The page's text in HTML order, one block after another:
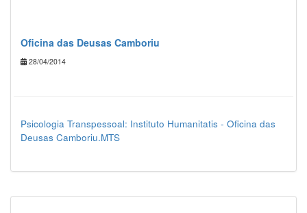
Oficina das Deusas Camboriu
28/04/2014
Psicologia Transpessoal: Instituto Humanitatis - Oficina das
Deusas Camboriu.MTS